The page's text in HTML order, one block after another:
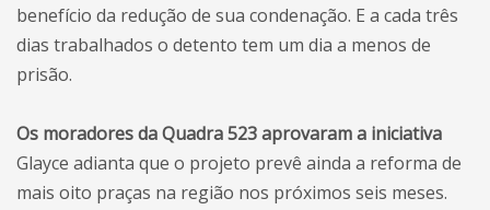
benefício da redução de sua condenação. E a cada três
dias trabalhados o detento tem um dia a menos de
prisão.
Os moradores da Quadra 523 aprovaram a iniciativa
Glayce adianta que o projeto prevê ainda a reforma de
mais oito praças na região nos próximos seis meses.